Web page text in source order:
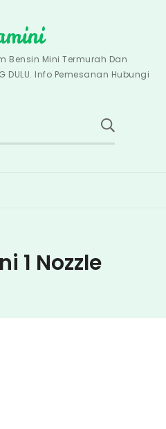
Bensin Mini Termurah Dan
DULU. Info Pemesanan Hubungi
1 Nozzle